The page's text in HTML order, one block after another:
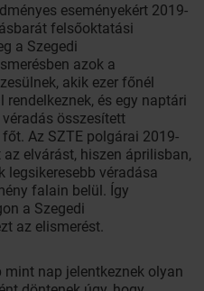
eseményekért 2019-
felsőoktatási
a Szegedi
azok a
akik ezer főnél
és egy naptári
összesített
Az SZTE polgárai 2019-
elvárást, hiszen áprilisban,
legsikeresebb véradása
falain belül. Így
a Szegedi
az elismerést.
nap jelentkeznek olyan